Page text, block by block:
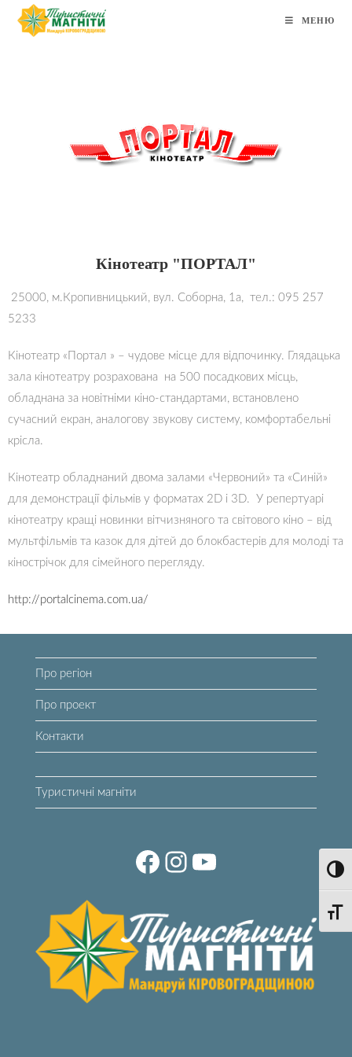
МЕНЮ
Кінотеатр "ПОРТАЛ"
25000, м.Кропивницький, вул. Соборна, 1а, тел.: 095 257
5233
Кінотеатр «Портал » – чудове місце для відпочинку. Глядацька
зала кінотеатру розрахована на 500 посадкових місць,
обладнана за новітніми кіно-стандартами, встановлено
сучасний екран, аналогову звукову систему, комфортабельні
крісла.
Кінотеатр обладнаний двома залами «Червоний» та «Синій»
для демонстрації фільмів у форматах 2D і 3D. У репертуарі
кінотеатру кращі новинки вітчизняного та світового кіно – від
мультфільмів та казок для дітей до блокбастерів для молоді та
кінострічок для сімейного перегляду.
http://portalcinema.com.ua/
Про регіон
Про проект
Контакти
Туристичні магніти